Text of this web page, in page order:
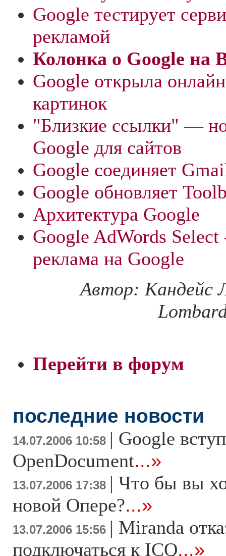
Google тестирует
рекламой
Колонка о Google на
Google открыла
картинок
"Близкие ссылки" —
Google для сайтов
Google соединяет
Google обновляет
Архитектура Google
Google AdWords Select
реклама на Google
Автор: Кандейс
Перейти в форум
последние новости
14.07.2006 10:58 | Google
OpenDocument...»
13.07.2006 17:38 | Что бы вы
новой Опере?...»
13.07.2006 15:56 | Miranda
подключаться к ICQ...»